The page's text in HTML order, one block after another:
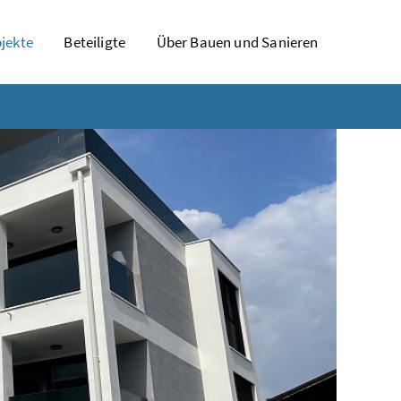
Beteiligte Über Bauen und Sanieren